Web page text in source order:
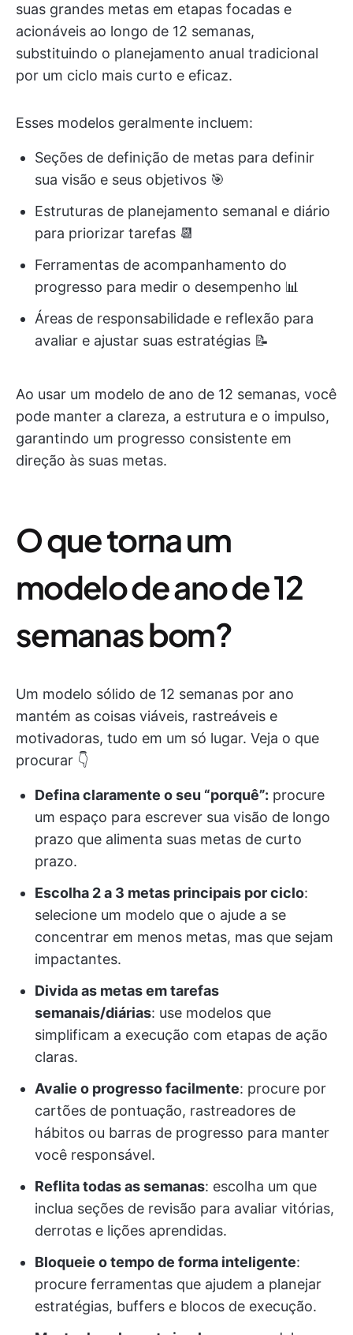
suas grandes metas em etapas focadas e
acionáveis ao longo de 12 semanas,
substituindo o planejamento anual tradicional
por um ciclo mais curto e eficaz.
Esses modelos geralmente incluem:
Seções de definição de metas para definir
sua visão e seus objetivos 🎯
Estruturas de planejamento semanal e diário
para priorizar tarefas 📆
Ferramentas de acompanhamento do
progresso para medir o desempenho 📊
Áreas de responsabilidade e reflexão para
avaliar e ajustar suas estratégias 📝
Ao usar um modelo de ano de 12 semanas, você
pode manter a clareza, a estrutura e o impulso,
garantindo um progresso consistente em
direção às suas metas.
O que torna um
modelo de ano de 12
semanas bom?
Um modelo sólido de 12 semanas por ano
mantém as coisas viáveis, rastreáveis e
motivadoras, tudo em um só lugar. Veja o que
procurar 👇
Defina claramente o seu “porquê”: procure
um espaço para escrever sua visão de longo
prazo que alimenta suas metas de curto
prazo.
Escolha 2 a 3 metas principais por ciclo:
selecione um modelo que o ajude a se
concentrar em menos metas, mas que sejam
impactantes.
Divida as metas em tarefas
semanais/diárias: use modelos que
simplificam a execução com etapas de ação
claras.
Avalie o progresso facilmente: procure por
cartões de pontuação, rastreadores de
hábitos ou barras de progresso para manter
você responsável.
Reflita todas as semanas: escolha um que
inclua seções de revisão para avaliar vitórias,
derrotas e lições aprendidas.
Bloqueie o tempo de forma inteligente:
procure ferramentas que ajudem a planejar
estratégias, buffers e blocos de execução.